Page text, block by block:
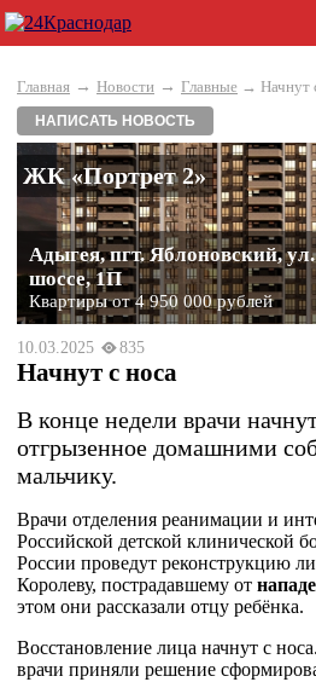
Главная → Новости → Главные → Начнут
НАПИСАТЬ НОВОСТЬ
ЖК «Портрет 2»
Адыгея, пгт. Яблоновский,
шоссе, 1П
Квартиры от 4 950 000 рублей
10.03.2025 835
Начнут с носа
В конце недели врачи
отгрызенное домашними
мальчику.
Врачи отделения реанимации и
Российской детской клинической
России проведут реконструкцию
Королеву, пострадавшему от
этом они рассказали отцу ребёнка.
Восстановление лица начнут с
врачи приняли решение